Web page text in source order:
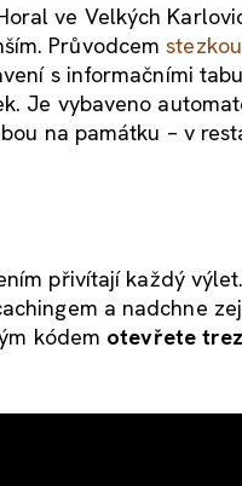
ve Velkých
Průvodcemstezkou
s informačními
Je vybaveno
na památku – v
přivítají každý výlet.
a nadchne
kódem otevřete